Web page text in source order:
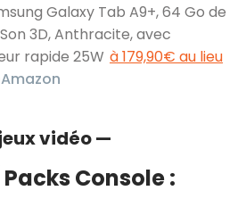
Galaxy Tab A9+, 64 Go de
3D, Anthracite, avec
rapide 25W à 179,90€ au lieu
vidéo —
Console :